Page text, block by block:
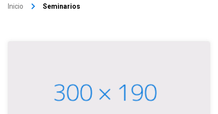
Inicio keyboard_arrow_right Seminarios